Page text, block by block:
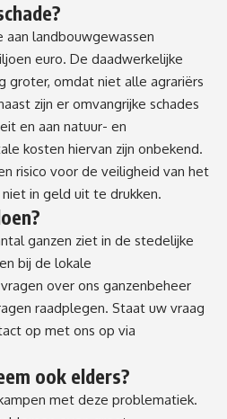
landbouwgewassen
euro. De daadwerkelijke
groter, omdat niet alle agrariërs
zijn er omvangrijke schades
en aan natuur- en
kosten hiervan zijn onbekend.
risico voor de veiligheid van het
in geld uit te drukken.
ganzen ziet in de stedelijke
bij de lokale
over ons ganzenbeheer
raadplegen. Staat uw vraag
op met ons op via
ook elders?
met deze problematiek.